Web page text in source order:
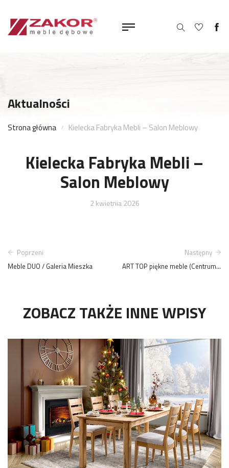
Aktualności
Strona główna Kielecka Fabryka Mebli – Salon Meblowy
Kielecka Fabryka Mebli –
Salon Meblowy
2 kwietnia 2026
Poprzeni
Meble DUO / Galeria Mieszka
Następny
ART TOP piękne meble (Centrum Meblowe TOP Shopping - parter)
ZOBACZ TAKŻE INNE WPISY